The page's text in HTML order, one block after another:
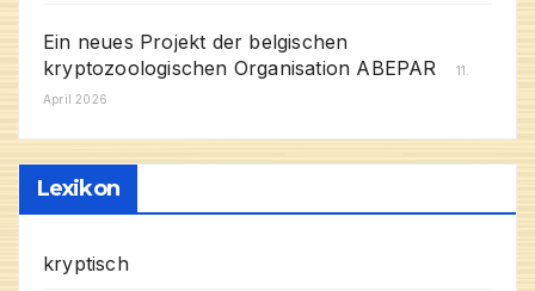
Ein neues Projekt der belgischen
kryptozoologischen Organisation ABEPAR
11.
April 2026
Lexikon
kryptisch